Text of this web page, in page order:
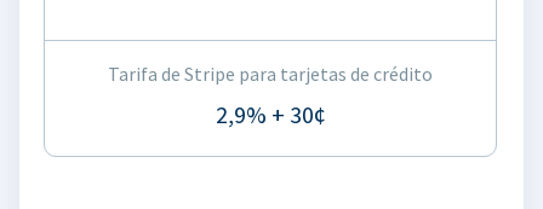
Tarifa de Stripe para tarjetas de crédito
2,9% + 30¢